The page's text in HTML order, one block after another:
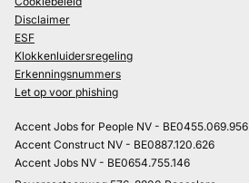
Disclaimer
ESF
Klokkenluidersregeling
Erkenningsnummers
Let op voor phishing
Accent Jobs for People NV - BE0455.069.956
Accent Construct NV - BE0887.120.626
Accent Jobs NV - BE0654.755.146